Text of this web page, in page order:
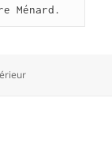
Ménard.